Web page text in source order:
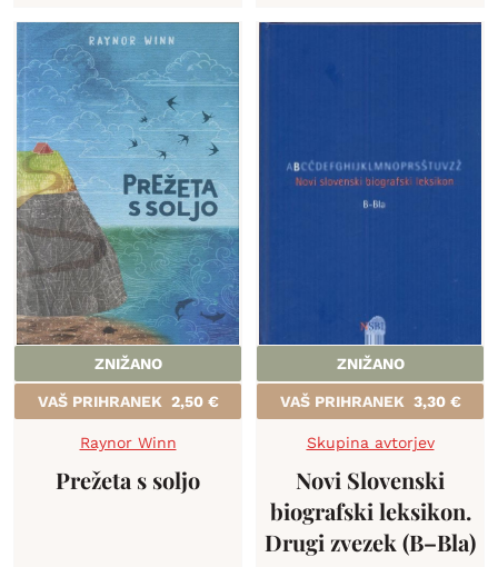
ZNIŽANO
VAŠ PRIHRANEK 2,50 €
Raynor Winn
Prežeta s soljo
ZNIŽANO
VAŠ PRIHRANEK 3,30 €
Skupina avtorjev
Novi Slovenski
biografski leksikon.
Drugi zvezek (B–Bla)